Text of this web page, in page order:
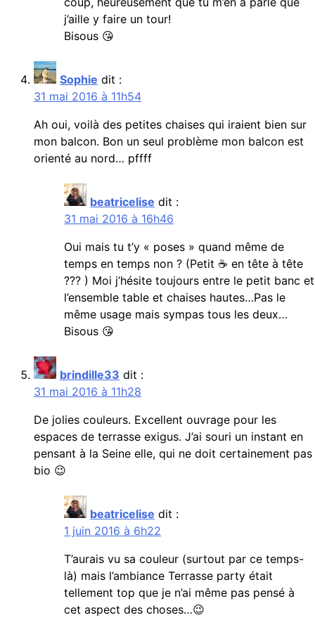
j’aille y faire un tour!
Bisous 😘
Sophie dit :
31 mai 2016 à 11h54
Ah oui, voilà des petites chaises qui iraient bien sur
mon balcon. Bon un seul problème mon balcon est
orienté au nord… pffff
beatricelise dit :
31 mai 2016 à 16h46
Oui mais tu t’y « poses » quand même de
temps en temps non ? (Petit ☕️ en tête à tête
??? ) Moi j’hésite toujours entre le petit banc et
l’ensemble table et chaises hautes…Pas le
même usage mais sympas tous les deux…
Bisous 😘
brindille33 dit :
31 mai 2016 à 11h28
De jolies couleurs. Excellent ouvrage pour les
espaces de terrasse exigus. J’ai souri un instant en
pensant à la Seine elle, qui ne doit certainement pas
bio 😉
beatricelise dit :
1 juin 2016 à 6h22
T’aurais vu sa couleur (surtout par ce temps-
là) mais l’ambiance Terrasse party était
tellement top que je n’ai même pas pensé à
cet aspect des choses…😉